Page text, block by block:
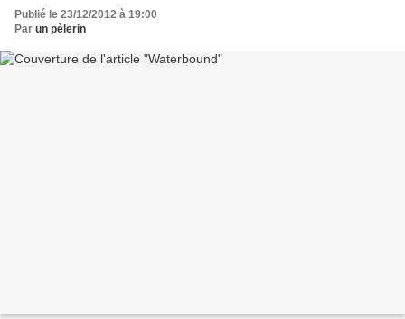
Publié le 23/12/2012 à 19:00
Par un pèlerin